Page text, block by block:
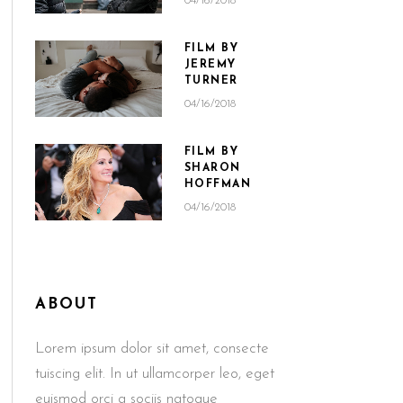
FILM BY
JEREMY
TURNER
04/16/2018
FILM BY
SHARON
HOFFMAN
04/16/2018
ABOUT
Lorem ipsum dolor sit amet, consecte
tuiscing elit. In ut ullamcorper leo, eget
euismod orci a sociis natoque